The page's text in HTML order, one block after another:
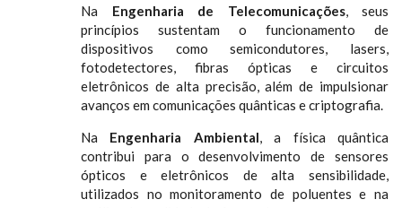
Na Engenharia de Telecomunicações, seus
princípios sustentam o funcionamento de
dispositivos como semicondutores, lasers,
fotodetectores, fibras ópticas e circuitos
eletrônicos de alta precisão, além de impulsionar
avanços em comunicações quânticas e criptografia.
Na Engenharia Ambiental, a física quântica
contribui para o desenvolvimento de sensores
ópticos e eletrônicos de alta sensibilidade,
utilizados no monitoramento de poluentes e na